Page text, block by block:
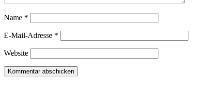
Name *
E-Mail-Adresse *
Website